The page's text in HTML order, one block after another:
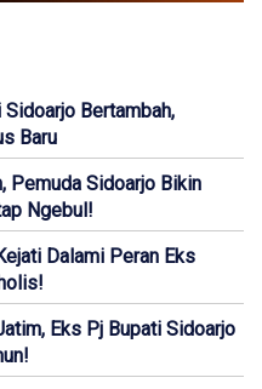
Bertambah,
Baru
Pemuda Sidoarjo Bikin
Ngebul!
Dalami Peran Eks
Eks Pj Bupati Sidoarjo